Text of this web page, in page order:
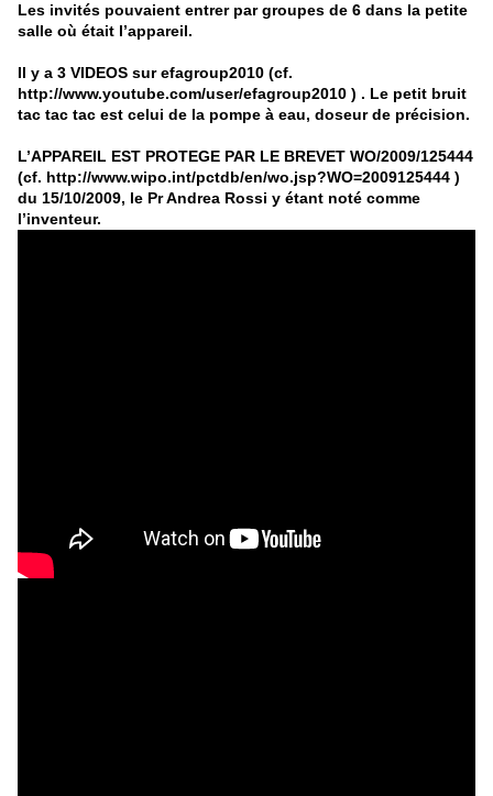
Les invités pouvaient entrer par groupes de 6 dans la petite
salle où était l’appareil.
Il y a 3 VIDEOS sur efagroup2010 (cf.
http://www.youtube.com/user/efagroup2010 ) . Le petit bruit
tac tac tac est celui de la pompe à eau, doseur de précision.
L’APPAREIL EST PROTEGE PAR LE BREVET WO/2009/125444
(cf. http://www.wipo.int/pctdb/en/wo.jsp?WO=2009125444 )
du 15/10/2009, le Pr Andrea Rossi y étant noté comme
l’inventeur.